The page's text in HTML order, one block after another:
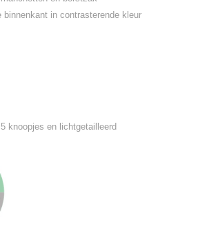
binnenkant in contrasterende kleur
knoopjes en lichtgetailleerd